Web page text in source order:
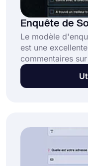
Enquête de
Le modèle
est une
commentaires
employés
personnalisant le
minutes!